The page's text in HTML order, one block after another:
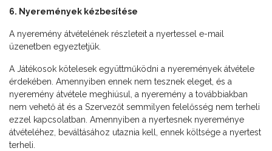
6. Nyeremények kézbesítése
A nyeremény átvételének részleteit a nyertessel e-mail
üzenetben egyeztetjük.
A Játékosok kötelesek együttműködni a nyeremények átvétele
érdekében. Amennyiben ennek nem tesznek eleget, és a
nyeremény átvétele meghiúsul, a nyeremény a továbbiakban
nem vehető át és a Szervezőt semmilyen felelősség nem terheli
ezzel kapcsolatban. Amennyiben a nyertesnek nyereménye
átvételéhez, beváltásához utaznia kell, ennek költsége a nyertest
terheli.